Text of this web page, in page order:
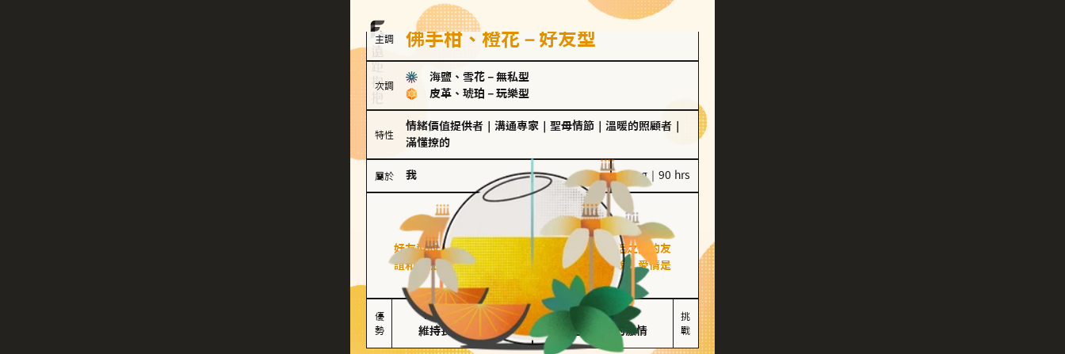
主調 佛手柑、橙花－好友型
次調
海鹽、雪花 － 無私型
皮革、琥珀 － 玩樂型
特性
情緒價值提供者 溝通專家 聖母情節 溫暖的照顧者
滿懂撩的
屬於 我 100 g｜90 hrs
好友型的人喜歡分享生活中的點滴，重視與伴侶之間的友
誼和信任，穩定感是重要的關鍵詞。對他們來說，愛情是
心靈深處的共鳴和理解。
優
勢
擅長聆聽與溝通
維持長期穩定關係
不喜歡變化
缺乏關係中的激情
挑
戰